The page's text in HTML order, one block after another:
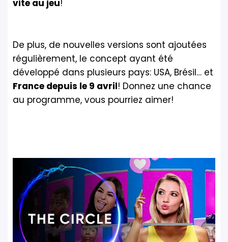
vite au jeu!
De plus, de nouvelles versions sont ajoutées
régulièrement, le concept ayant été
développé dans plusieurs pays: USA, Brésil… et
France depuis le 9 avril! Donnez une chance
au programme, vous pourriez aimer!